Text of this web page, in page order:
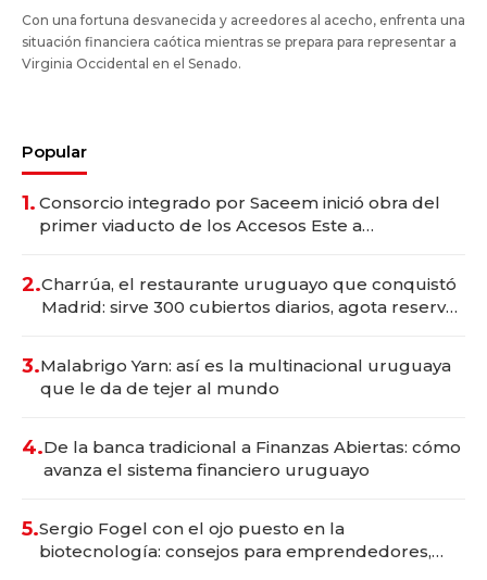
Con una fortuna desvanecida y acreedores al acecho, enfrenta una
situación financiera caótica mientras se prepara para representar a
Virginia Occidental en el Senado.
Popular
1. Consorcio integrado por Saceem inició obra del
primer viaducto de los Accesos Este a
2.Charrúa, el restaurante uruguayo que conquistó
Madrid: sirve 300 cubiertos diarios, agota reservas
3.Malabrigo Yarn: así es la multinacional uruguaya
que le da de tejer al mundo
4.De la banca tradicional a Finanzas Abiertas: cómo
avanza el sistema financiero uruguayo
5.Sergio Fogel con el ojo puesto en la
biotecnología: consejos para emprendedores,